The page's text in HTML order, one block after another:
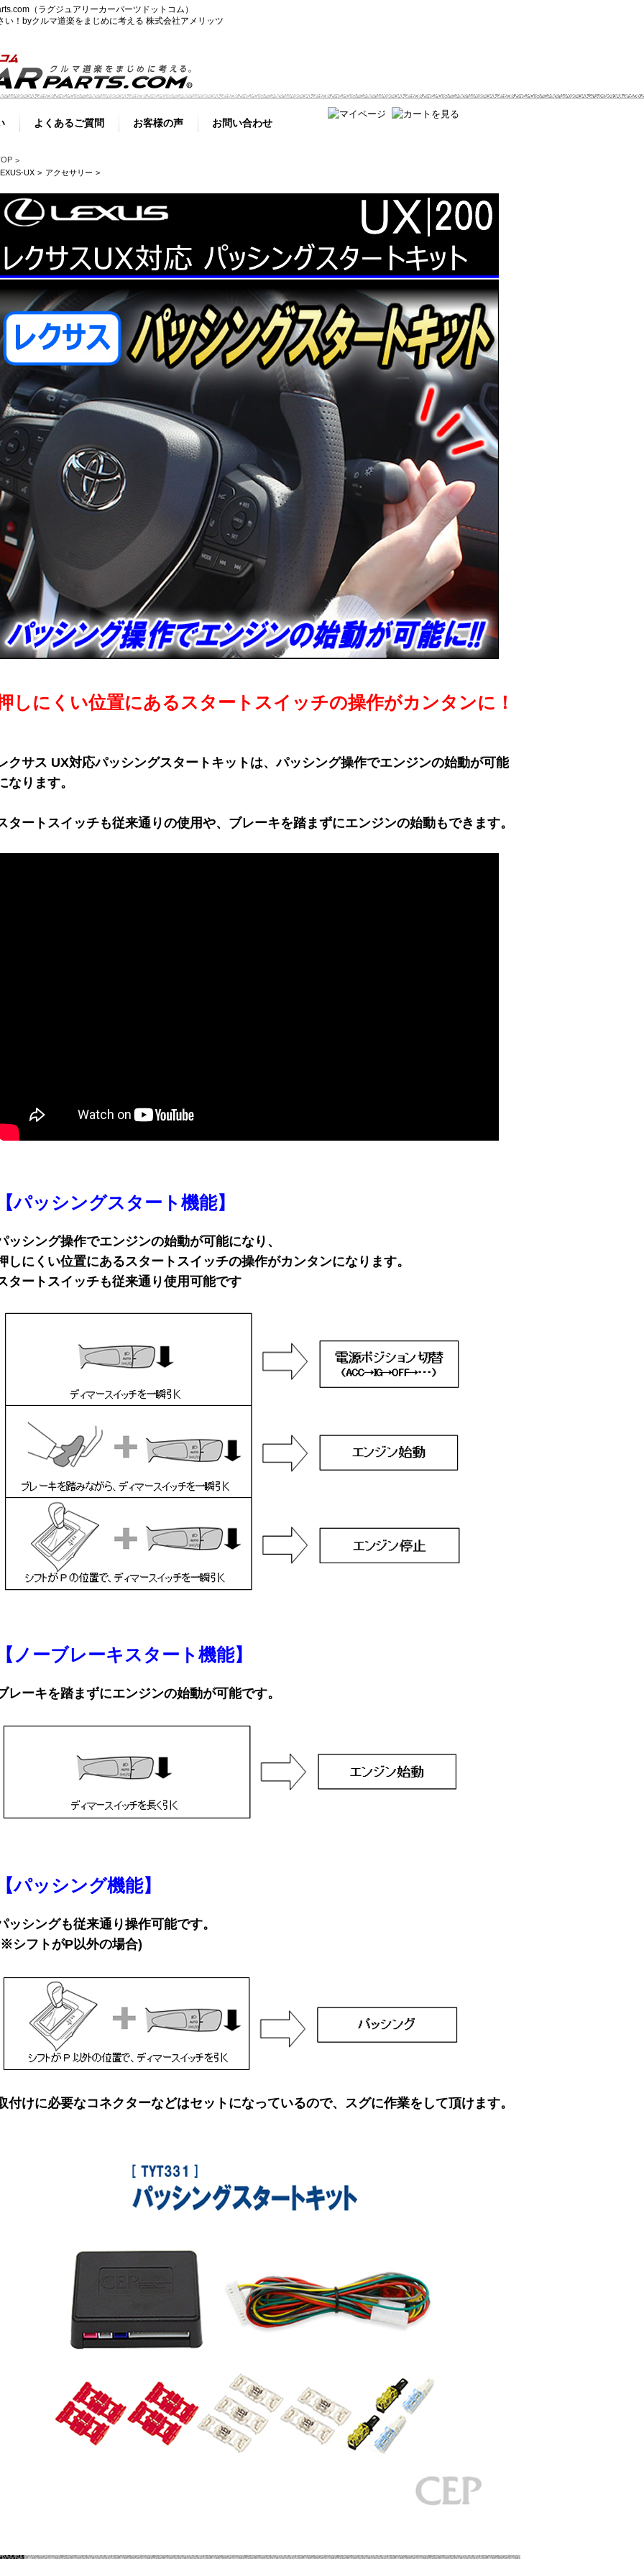
（ラグジュアリーカーパーツドットコム）
！byクルマ道楽をまじめに考える 株式会社アメリッツ
よくあるご質問 お客様の声 お問い合わせ
UX
アクセサリー
しにくい位置にあるスタートスイッチの操作がカンタンに！
クサス UX対応パッシングスタートキットは、パッシング操作でエンジンの始動が可能
なります。
タートスイッチも従来通りの使用や、ブレーキを踏まずにエンジンの始動もできます。
パッシングスタート機能】
ッシング操作でエンジンの始動が可能になり、
しにくい位置にあるスタートスイッチの操作がカンタンになります。
タートスイッチも従来通り使用可能です
ノーブレーキスタート機能】
レーキを踏まずにエンジンの始動が可能です。
パッシング機能】
ッシングも従来通り操作可能です。
シフトがP以外の場合)
付けに必要なコネクターなどはセットになっているので、スグに作業をして頂けます。